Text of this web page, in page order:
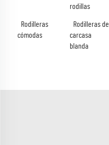
rodillas
Rodilleras
cómodas
Rodilleras de
carcasa
blanda